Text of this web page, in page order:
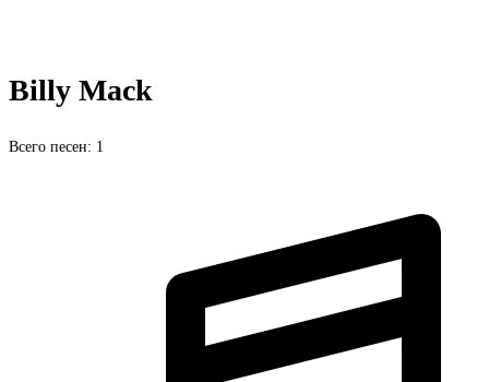
Billy Mack
Всего песен: 1